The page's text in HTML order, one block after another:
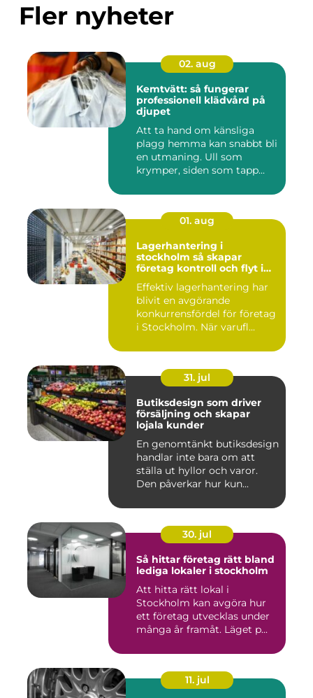
Fler nyheter
02. aug
Kemtvätt: så fungerar
professionell klädvård på
djupet
Att ta hand om känsliga
plagg hemma kan snabbt bli
en utmaning. Ull som
krymper, siden som tapp...
01. aug
Lagerhantering i
stockholm så skapar
företag kontroll och flyt i
Effektiv lagerhantering har
blivit en avgörande
konkurrensfördel för företag
i Stockholm. När varufl...
31. jul
Butiksdesign som driver
försäljning och skapar
lojala kunder
En genomtänkt butiksdesign
handlar inte bara om att
ställa ut hyllor och varor.
Den påverkar hur kun...
30. jul
Så hittar företag rätt bland
lediga lokaler i stockholm
Att hitta rätt lokal i
Stockholm kan avgöra hur
ett företag utvecklas under
många år framåt. Läget p...
11. jul